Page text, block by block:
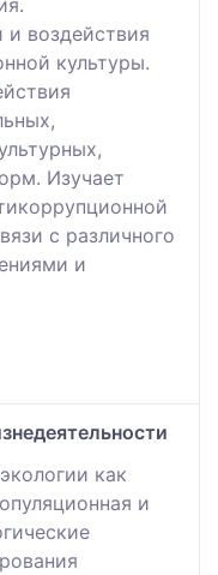
и воздействия
культуры.
Изучает
с различного
и
как
и